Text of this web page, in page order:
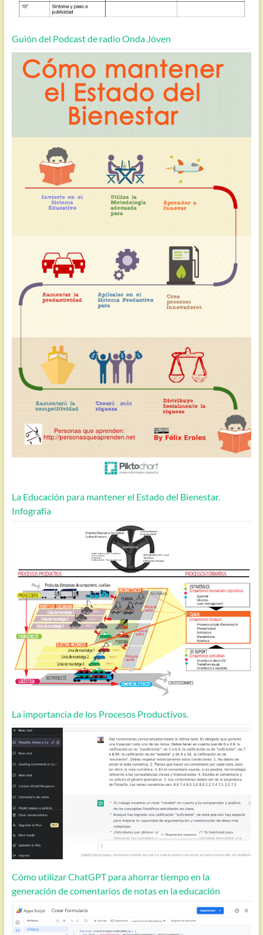
Guión del Podcast de radio Onda Jóven
La Educación para mantener el Estado del Bienestar.
Infografía
La importancia de los Procesos Productivos.
Cómo utilizar ChatGPT para ahorrar tiempo en la
generación de comentarios de notas en la educación